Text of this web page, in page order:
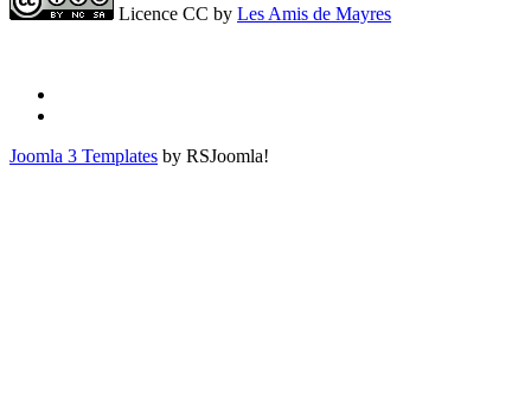
Licence CC by Les Amis de Mayres
Joomla 3 Templates by RSJoomla!